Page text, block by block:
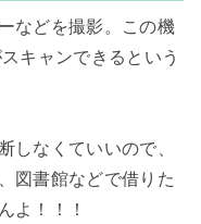
などを撮影。この機
キャンできるという
しなくていいので、
図書館などで借りた
よ！！！